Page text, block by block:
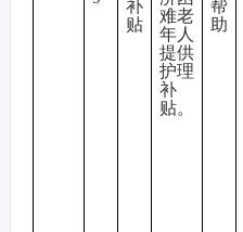
补
贴
难老
年人
提供
护理
补
贴。
帮
助